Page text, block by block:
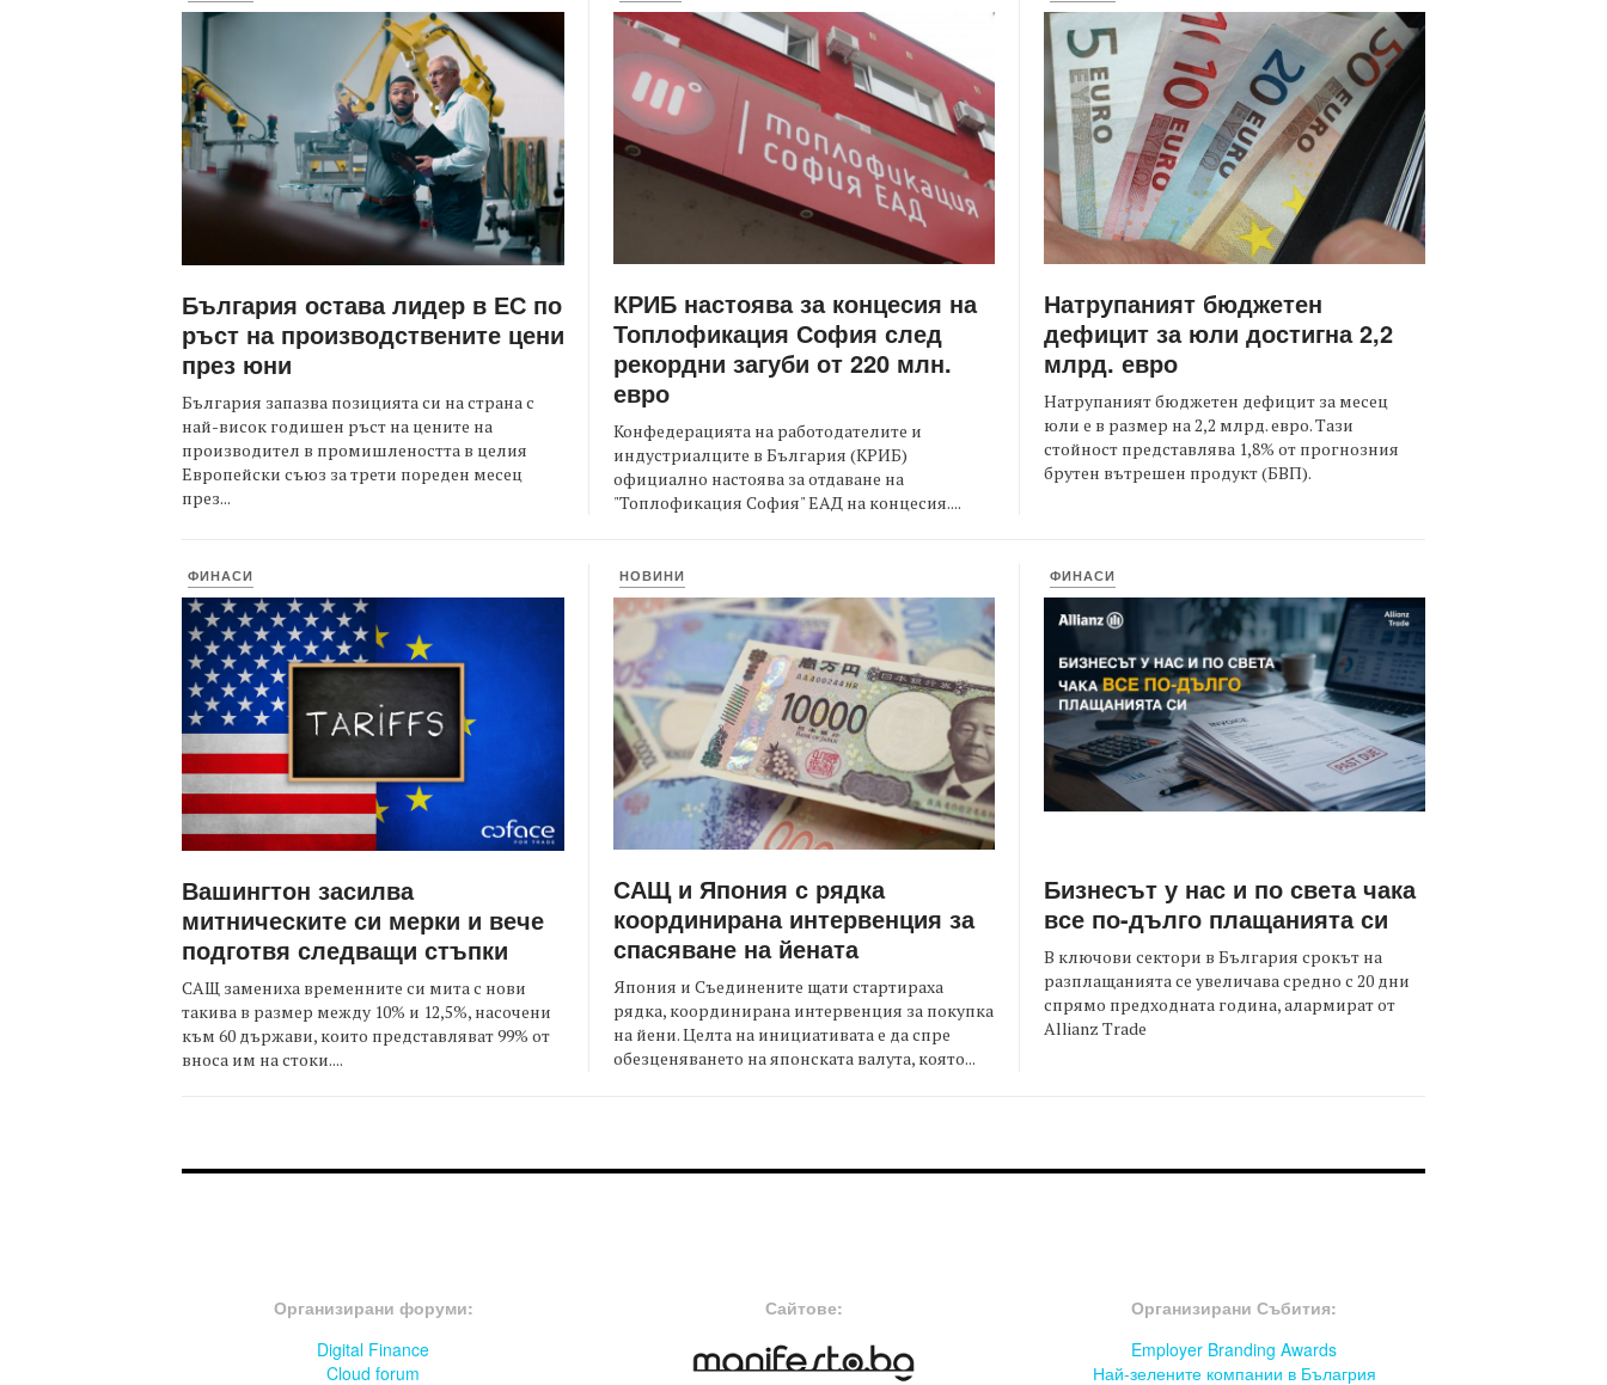
България остава лидер в ЕС по
ръст на производствените цени
през юни
България запазва позицията си на страна с
най-висок годишен ръст на цените на
производител в промишлеността в целия
Европейски съюз за трети пореден месец
през...
КРИБ настоява за концесия на
Топлофикация София след
рекордни загуби от 220 млн.
евро
Конфедерацията на работодателите и
индустриалците в България (КРИБ)
официално настоява за отдаване на
"Топлофикация София" ЕАД на концесия....
Натрупаният бюджетен
дефицит за юли достигна 2,2
млрд. евро
Натрупаният бюджетен дефицит за месец
юли е в размер на 2,2 млрд. евро. Тази
стойност представлява 1,8% от прогнозния
брутен вътрешен продукт (БВП).
ФИНАСИ
Вашингтон засилва
митническите си мерки и вече
подготвя следващи стъпки
САЩ замениха временните си мита с нови
такива в размер между 10% и 12,5%, насочени
към 60 държави, които представляват 99% от
вноса им на стоки....
НОВИНИ
САЩ и Япония с рядка
координирана интервенция за
спасяване на йената
Япония и Съединените щати стартираха
рядка, координирана интервенция за покупка
на йени. Целта на инициативата е да спре
обезценяването на японската валута, която...
ФИНАСИ
Бизнесът у нас и по света чака
все по-дълго плащанията си
В ключови сектори в България срокът на
разплащанията се увеличава средно с 20 дни
спрямо предходната година, алармират от
Allianz Trade
Организирани форуми:
Digital Finance
Cloud forum
Сайтове:
Организирани Събития:
Employer Branding Awards
Най-зелените компании в Бълагрия